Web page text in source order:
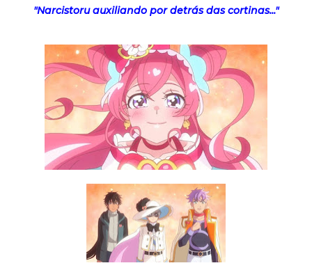
"Narcistoru auxiliando por detrás das cortinas..."